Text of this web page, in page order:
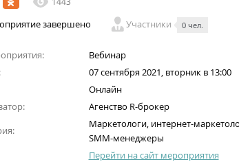
завершено Участники 0 чел.
Вебинар
07 сентября 2021, вторник в 13:00
Онлайн
Агенство R-брокер
Маркетологи, интернет-
SMM-менеджеры
Перейти на сайт мероприятия